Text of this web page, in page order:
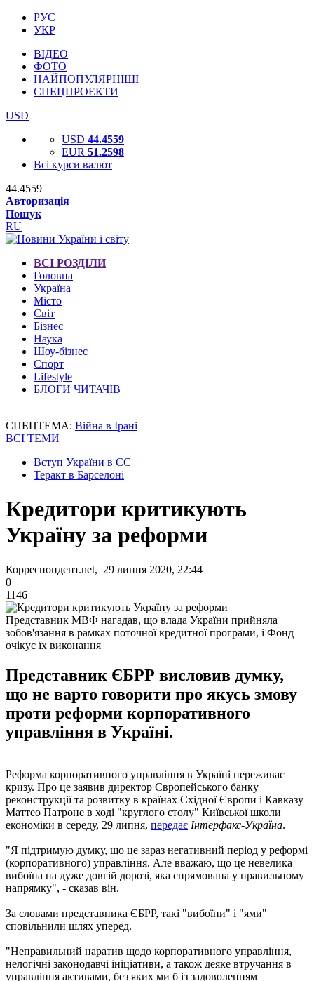
РУС
УКР
ВІДЕО
ФОТО
НАЙПОПУЛЯРНІШІ
СПЕЦПРОЕКТИ
USD
USD 44.4559
EUR 51.2598
Всі курси валют
44.4559
Авторизація
Пошук
RU
ВСІ РОЗДІЛИ
Головна
Україна
Місто
Світ
Бізнес
Наука
Шоу-бізнес
Спорт
Lifestyle
БЛОГИ ЧИТАЧІВ
СПЕЦТЕМА: Війна в Ірані
ВСІ ТЕМИ
Вступ України в ЄС
Теракт в Барселоні
Кредитори критикують
Україну за реформи
Корреспондент.net, 29 липня 2020, 22:44
0
1146
Представник МВФ нагадав, що влада України прийняла
зобов'язання в рамках поточної кредитної програми, і Фонд
очікує їх виконання
Представник ЄБРР висловив думку,
що не варто говорити про якусь змову
проти реформи корпоративного
управління в Україні.
Реформа корпоративного управління в Україні переживає
кризу. Про це заявив директор Європейського банку
реконструкції та розвитку в країнах Східної Європи і Кавказу
Маттео Патроне в ході "круглого столу" Київської школи
економіки в середу, 29 липня, передає Інтерфакс-Україна.
"Я підтримую думку, що це зараз негативний період у реформі
(корпоративного) управління. Але вважаю, що це невелика
вибоїна на дуже довгій дорозі, яка спрямована у правильному
напрямку", - сказав він.
За словами представника ЄБРР, такі "вибоїни" і "ями"
сповільнили шлях уперед.
"Неправильний наратив щодо корпоративного управління,
нелогічні законодавчі ініціативи, а також деяке втручання в
управління активами, без яких ми б із задоволенням